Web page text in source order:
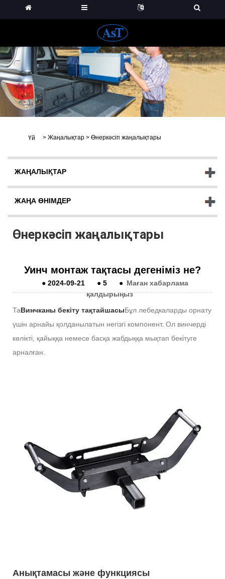
Үй > Жаңалықтар > Өнеркәсіп жаңалықтары
ЖАҢАЛЫҚТАР
ЖАҢА ӨНІМДЕР
Өнеркәсіп жаңалықтары
Уинч монтаж тақтасы дегеніміз не?
● 2024-09-21 ● 5 ● Маған хабарлама
қалдырыңыз
ТаВинчканы бекіту тақтайшасыБұл лебедкаларды орнату
үшін арнайы қолданылатын негізгі компонент. Ол винчерді
көлікті, қайыққа немесе басқа жабдыққа мықтап бекітуге
арналған.
Анықтамасы және функциясы